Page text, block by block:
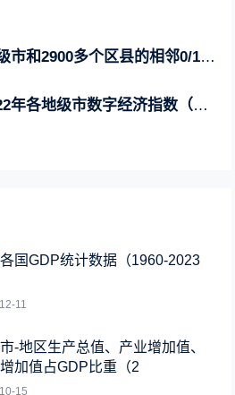
多个区县的相邻0/1矩阵（附空间计量学习资料）！
级市数字经济指数（原始数据+测算结果+测算代码）
国GDP统计数据（1960-2023
11
-地区生产总值、产业增加值、
加值占GDP比重（2
15